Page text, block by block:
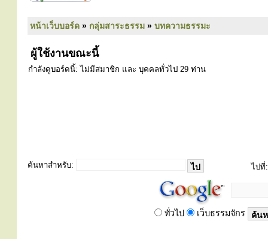
หน้าเว็บบอร์ด » กลุ่มสาระธรรม » บทความธรรมะ
ผู้ใช้งานขณะนี้
กำลังดูบอร์ดนี้: ไม่มีสมาชิก และ บุคคลทั่วไป 29 ท่าน
ค้นหาสำหรับ: ไปที่:
ทั่วไป เว็บธรรมจักร